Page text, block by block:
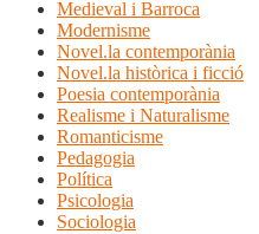
Medieval i Barroca
Modernisme
Novel.la contemporània
Novel.la històrica i ficció
Poesia contemporània
Realisme i Naturalisme
Romanticisme
Pedagogia
Política
Psicologia
Sociologia